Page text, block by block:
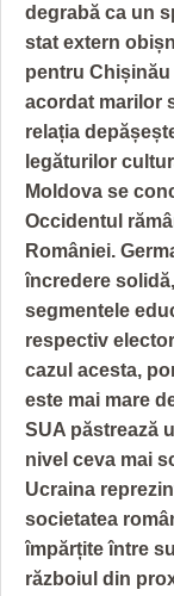
degrabă ca un
stat extern
pentru Chișinău
acordat marilor
relația
legăturilor
Moldova se
Occidentul
României.
încredere
segmentele
respectiv
cazul acesta,
este mai mare
SUA păstrează
nivel ceva mai
Ucraina
societatea
împărțite între
războiul din